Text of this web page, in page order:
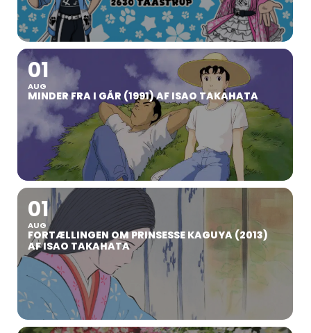
01
AUG
MINDER FRA I GÅR (1991) AF ISAO TAKAHATA
01
AUG
FORTÆLLINGEN OM PRINSESSE KAGUYA (2013)
AF ISAO TAKAHATA